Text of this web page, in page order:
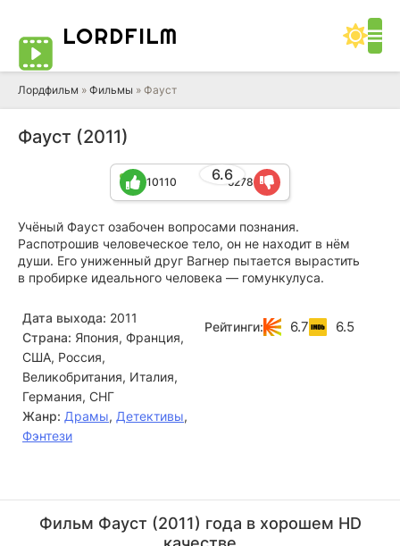
LORDFILM
Лордфильм » Фильмы » Фауст
Фауст (2011)
6.6
10110 5278
Учёный Фауст озабочен вопросами познания.
Распотрошив человеческое тело, он не находит в нём
души. Его униженный друг Вагнер пытается вырастить
в пробирке идеального человека — гомункулуса.
Дата выхода: 2011
Страна: Япония, Франция,
США, Россия,
Великобритания, Италия,
Германия, СНГ
Жанр: Драмы, Детективы,
Фэнтези
Рейтинги: 6.7 6.5
(жена ростовщика)
(Вагнер)
Фильм Фауст (2011) года в хорошем HD